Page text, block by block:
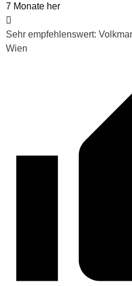
7 Monate her
Sehr empfehlenswert:
Wien